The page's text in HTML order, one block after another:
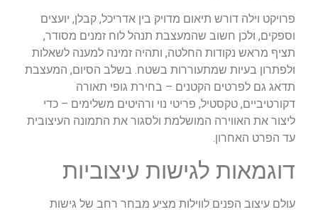
פרויקט וילה דורש תיאום מדויק בין אדריכל, קבלן, יועצים
וספקים, ולכן חשוב שהמעצבת תנהל לוח זמנים מסודר,
תציף מראש נקודות החלטה, ותהיה זמינה למענה לשאלות
ולפתרון בעיות שמתעוררות בשטח. בשלב הסיום, המעצבת
תדאג גם לפרטים הקטנים – בחירת גופי תאורה
דקורטיביים, טקסטיל, פריטי נוי ורהיטים משלימים – כדי
ליצור את האווירה המושלמת ולסגור את התמונה העיצובית
עד הפרט האחרון.
דוגמאות לגישות עיצוביות
עולם עיצוב הפנים לווילות מציע מבחר רחב של גישות